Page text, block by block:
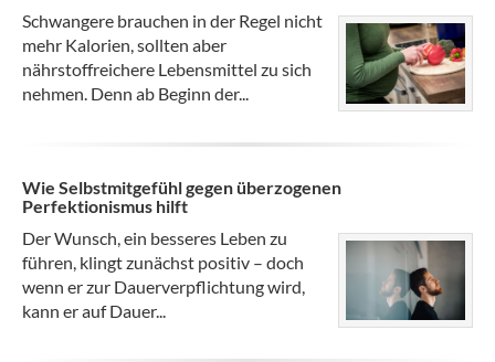
Schwangere brauchen in der Regel nicht
mehr Kalorien, sollten aber
nährstoffreichere Lebensmittel zu sich
nehmen. Denn ab Beginn der...
Wie Selbstmitgefühl gegen überzogenen
Perfektionismus hilft
Der Wunsch, ein besseres Leben zu
führen, klingt zunächst positiv – doch
wenn er zur Dauerverpflichtung wird,
kann er auf Dauer...